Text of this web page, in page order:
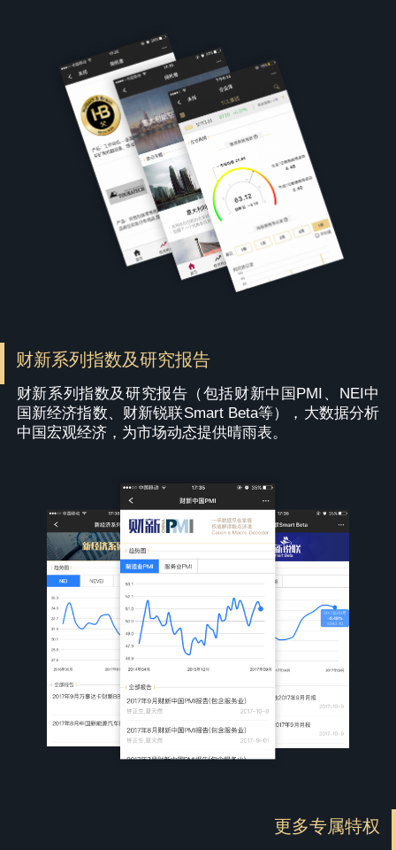
财新系列指数及研究报告
财新系列指数及研究报告（包括财新中国PMI、NEI中
国新经济指数、财新锐联Smart Beta等），大数据分析
中国宏观经济，为市场动态提供晴雨表。
更多专属特权